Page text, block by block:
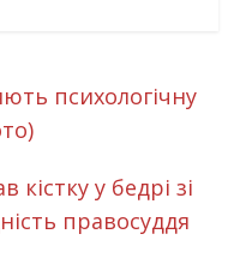
психологічну
у бедрі зі
правосуддя